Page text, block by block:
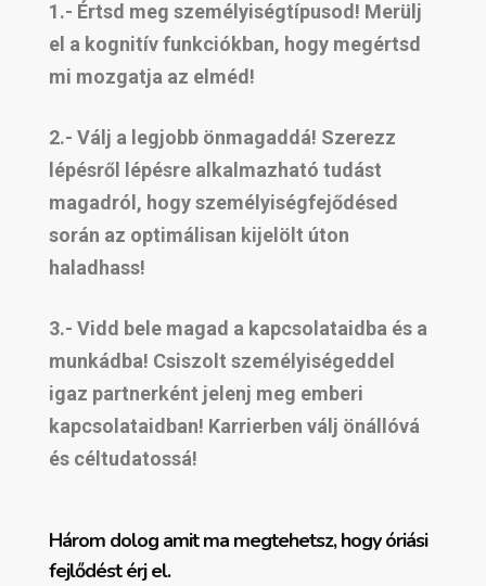
1.- Értsd meg személyiségtípusod! Merülj
el a kognitív funkciókban, hogy megértsd
mi mozgatja az elméd!
2.- Válj a legjobb önmagaddá! Szerezz
lépésről lépésre alkalmazható tudást
magadról, hogy személyiségfejődésed
során az optimálisan kijelölt úton
haladhass!
3.- Vidd bele magad a kapcsolataidba és a
munkádba! Csiszolt személyiségeddel
igaz partnerként jelenj meg emberi
kapcsolataidban! Karrierben válj önállóvá
és céltudatossá!
Három dolog amit ma megtehetsz, hogy óriási
fejlődést érj el.